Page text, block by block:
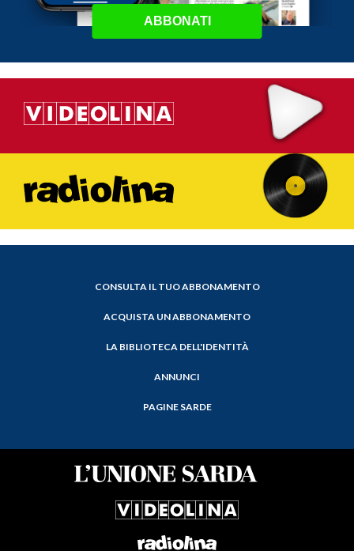
ABBONATI
CONSULTA IL TUO ABBONAMENTO
ACQUISTA UN ABBONAMENTO
LA BIBLIOTECA DELL'IDENTITÀ
ANNUNCI
PAGINE SARDE